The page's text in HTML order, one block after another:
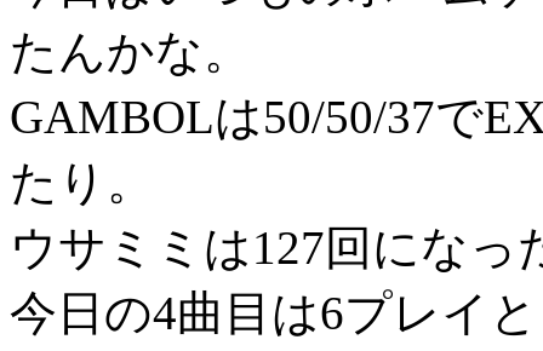
たんかな。
GAMBOLは50/50/37で
たり。
ウサミミは127回になっ
今日の4曲目は6プレイ